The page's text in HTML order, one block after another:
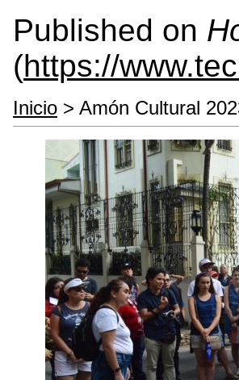
Published on
(https://
Inicio > Amón Cultural